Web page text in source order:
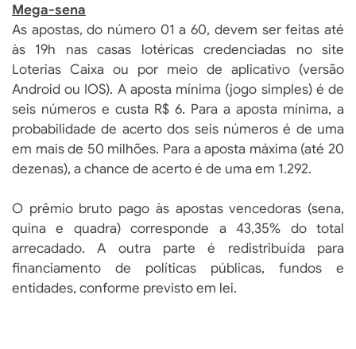
Mega-sena
As apostas, do número 01 a 60, devem ser feitas até
às 19h nas casas lotéricas credenciadas no site
Loterias Caixa ou por meio de aplicativo (versão
Android ou IOS). A aposta mínima (jogo simples) é de
seis números e custa R$ 6. Para a aposta mínima, a
probabilidade de acerto dos seis números é de uma
em mais de 50 milhões. Para a aposta máxima (até 20
dezenas), a chance de acerto é de uma em 1.292.
O prêmio bruto pago às apostas vencedoras (sena,
quina e quadra) corresponde a 43,35% do total
arrecadado. A outra parte é redistribuída para
financiamento de políticas públicas, fundos e
entidades, conforme previsto em lei.